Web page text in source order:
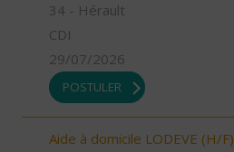
34 - Hérault
CDI
29/07/2026
POSTULER
Aide à domicile LODEVE (H/F)